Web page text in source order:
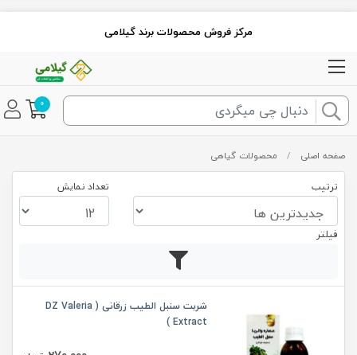
مرکز فروش محصولات برند گیلامی
0
صفحه اصلی / محصولات گیاهی
ترتیب تعداد نمایش
فیلتر
شربت سنبل الطیب زرقانی ( DZ Valeria
Extract )